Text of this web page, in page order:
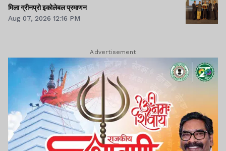
मिला ग्रीनप्रो इकोलेबल प्रमाणन
Aug 07, 2026 12:16 PM
Advertisement